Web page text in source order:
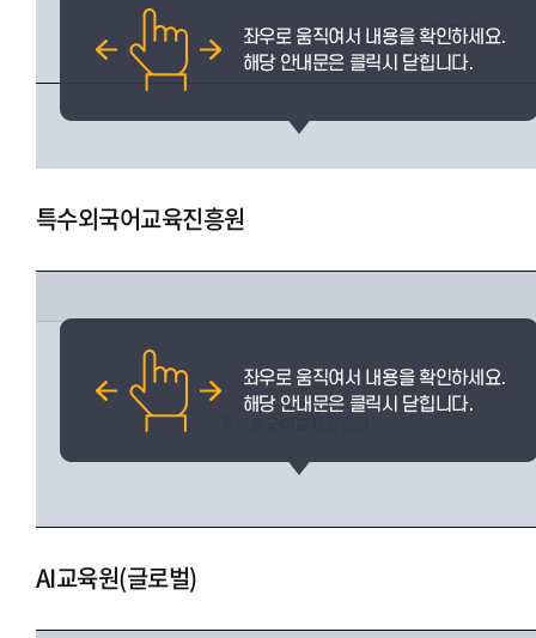
인권센터(서울.글로벌)
특수외국어교육진흥원
AI교육원(글로벌)